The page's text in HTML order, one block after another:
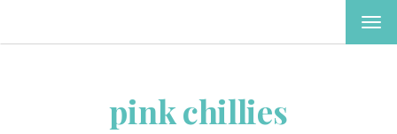
pink chillies